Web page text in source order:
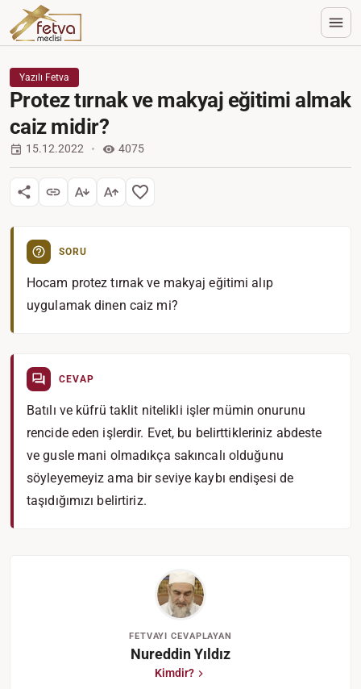
Yazılı Fetva
Protez tırnak ve makyaj eğitimi almak
caiz midir?
15.12.2022 4075
SORU
Hocam protez tırnak ve makyaj eğitimi alıp
uygulamak dinen caiz mi?
CEVAP
Batılı ve küfrü taklit nitelikli işler mümin onurunu
rencide eden işlerdir. Evet, bu belirttikleriniz abdeste
ve gusle mani olmadıkça sakıncalı olduğunu
söyleyemeyiz ama bir seviye kaybı endişesi de
taşıdığımızı belirtiriz.
FETVAYI CEVAPLAYAN
Nureddin Yıldız
Kimdir?